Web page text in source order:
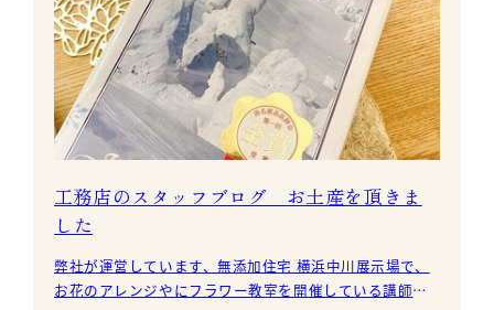
工務店のスタッフブログ お土産を頂きま
した
弊社が運営しています、無添加住宅 横浜中川展示場で、
お花のアレンジやにフラワー教室を開催している講師の